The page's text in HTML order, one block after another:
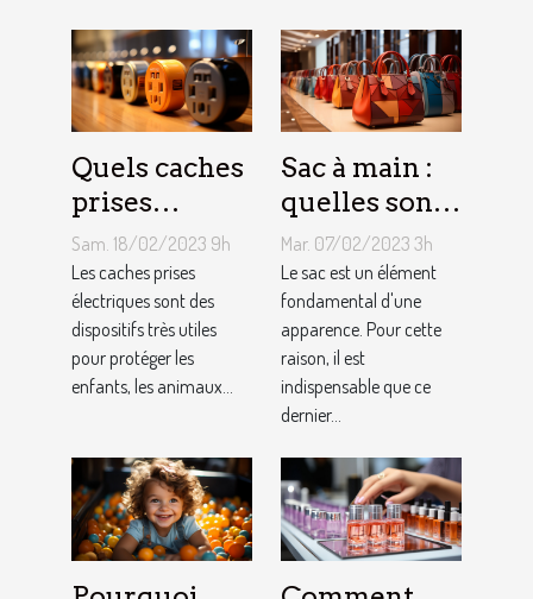
Quels caches
prises
électriques
choisir ?
Sam. 18/02/2023 9h
Les caches prises
électriques sont des
dispositifs très utiles
pour protéger les
enfants, les animaux...
Sac à main :
quelles sont
les astuces
pour faire un
choix
approprié ?
Mar. 07/02/2023 3h
Le sac est un élément
fondamental d'une
apparence. Pour cette
raison, il est
indispensable que ce
dernier...